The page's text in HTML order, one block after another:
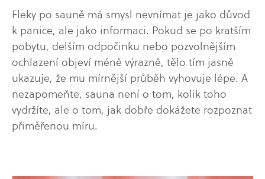
Fleky po sauně má smysl nevnímat je jako důvod
k panice, ale jako informaci. Pokud se po kratším
pobytu, delším odpočinku nebo pozvolnějším
ochlazení objeví méně výrazně, tělo tím jasně
ukazuje, že mu mírnější průběh vyhovuje lépe. A
nezapomeňte, sauna není o tom, kolik toho
vydržíte, ale o tom, jak dobře dokážete rozpoznat
přiměřenou míru.